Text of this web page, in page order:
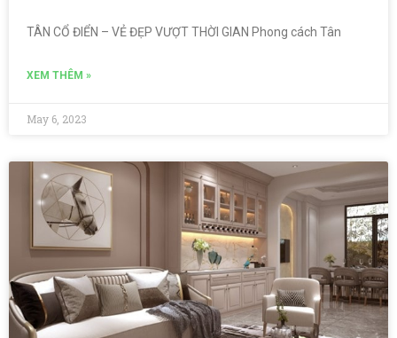
TÂN CỔ ĐIỂN – VẺ ĐẸP VƯỢT THỜI GIAN Phong cách Tân
XEM THÊM »
May 6, 2023